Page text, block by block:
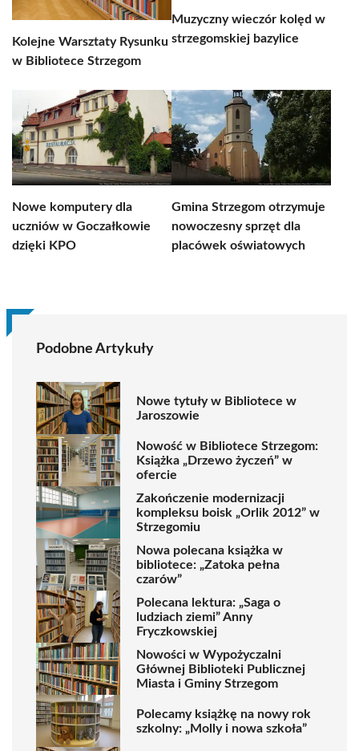
Kolejne Warsztaty Rysunku
w Bibliotece Strzegom
Muzyczny wieczór kolęd w
strzegomskiej bazylice
Nowe komputery dla
uczniów w Goczałkowie
dzięki KPO
Gmina Strzegom otrzymuje
nowoczesny sprzęt dla
placówek oświatowych
Podobne Artykuły
Nowe tytuły w Bibliotece w
Jaroszowie
Nowość w Bibliotece Strzegom:
Książka „Drzewo życzeń” w
ofercie
Zakończenie modernizacji
kompleksu boisk „Orlik 2012” w
Strzegomiu
Nowa polecana książka w
bibliotece: „Zatoka pełna
czarów”
Polecana lektura: „Saga o
ludziach ziemi” Anny
Fryczkowskiej
Nowości w Wypożyczalni
Głównej Biblioteki Publicznej
Miasta i Gminy Strzegom
Polecamy książkę na nowy rok
szkolny: „Molly i nowa szkoła”